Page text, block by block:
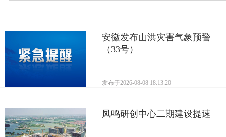
安徽发布山洪灾害气象预警
（33号）
发布于2026-08-08 18:13:20
凤鸣研创中心二期建设提速